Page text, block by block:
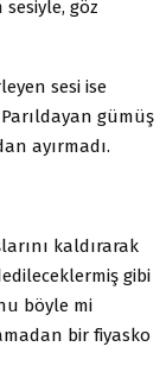
göz
sesi ise
gümüş
ayırmadı.
kaldırarak
gibi
böyle mi
bir fiyasko